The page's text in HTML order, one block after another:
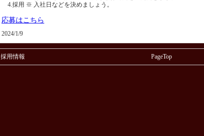
4.採用 ※ 入社日などを決めましょう。
応募はこちら
2024/1/9
採用情報 PageTop